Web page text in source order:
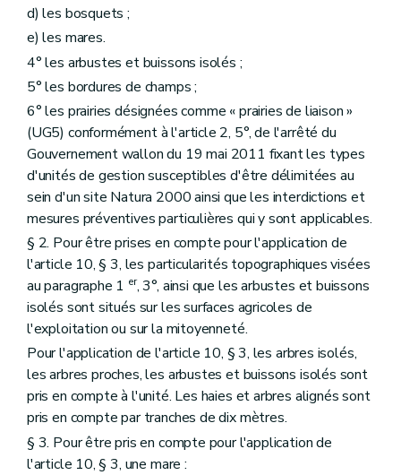
d) les bosquets ;
e) les mares.
4° les arbustes et buissons isolés ;
5° les bordures de champs ;
6° les prairies désignées comme « prairies de liaison »
(UG5) conformément à l'article 2, 5°, de l'arrêté du
Gouvernement wallon du 19 mai 2011 fixant les types
d'unités de gestion susceptibles d'être délimitées au
sein d'un site Natura 2000 ainsi que les interdictions et
mesures préventives particulières qui y sont applicables.
§ 2. Pour être prises en compte pour l'application de
l'article 10, § 3, les particularités topographiques visées
au paragraphe 1 er, 3°, ainsi que les arbustes et buissons
isolés sont situés sur les surfaces agricoles de
l'exploitation ou sur la mitoyenneté.
Pour l'application de l'article 10, § 3, les arbres isolés,
les arbres proches, les arbustes et buissons isolés sont
pris en compte à l'unité. Les haies et arbres alignés sont
pris en compte par tranches de dix mètres.
§ 3. Pour être pris en compte pour l'application de
l'article 10, § 3, une mare :